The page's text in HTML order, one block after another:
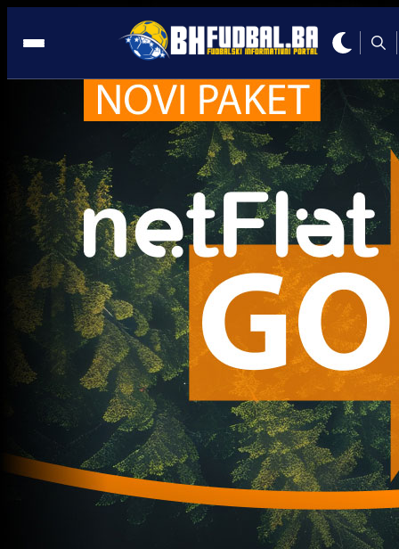
Leonardo Bonucci
Trenutno nema novosti za navedeni tag.
Najčitanije Najnovije
A Selekcija
UEFA kaznila BiH: Navijači neće
moći pratiti Zmajeve u Poljskoj i
Rumuniji!
4 sedmica 16 h
A Selekcija
Sve je gotovo: Edin Džeko donio
odluku, evo gdje nastavlja
1 sedmica 3 dan
A Selekcija